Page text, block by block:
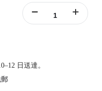
日送達。